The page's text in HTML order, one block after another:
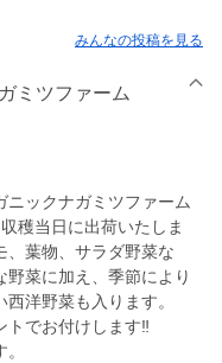
みんなの投稿を見る
ミツファーム
ックナガミツファーム
穫当日に出荷いたしま
、葉物、サラダ野菜な
菜に加え、季節により
洋野菜も入ります。
トでお付けします‼️